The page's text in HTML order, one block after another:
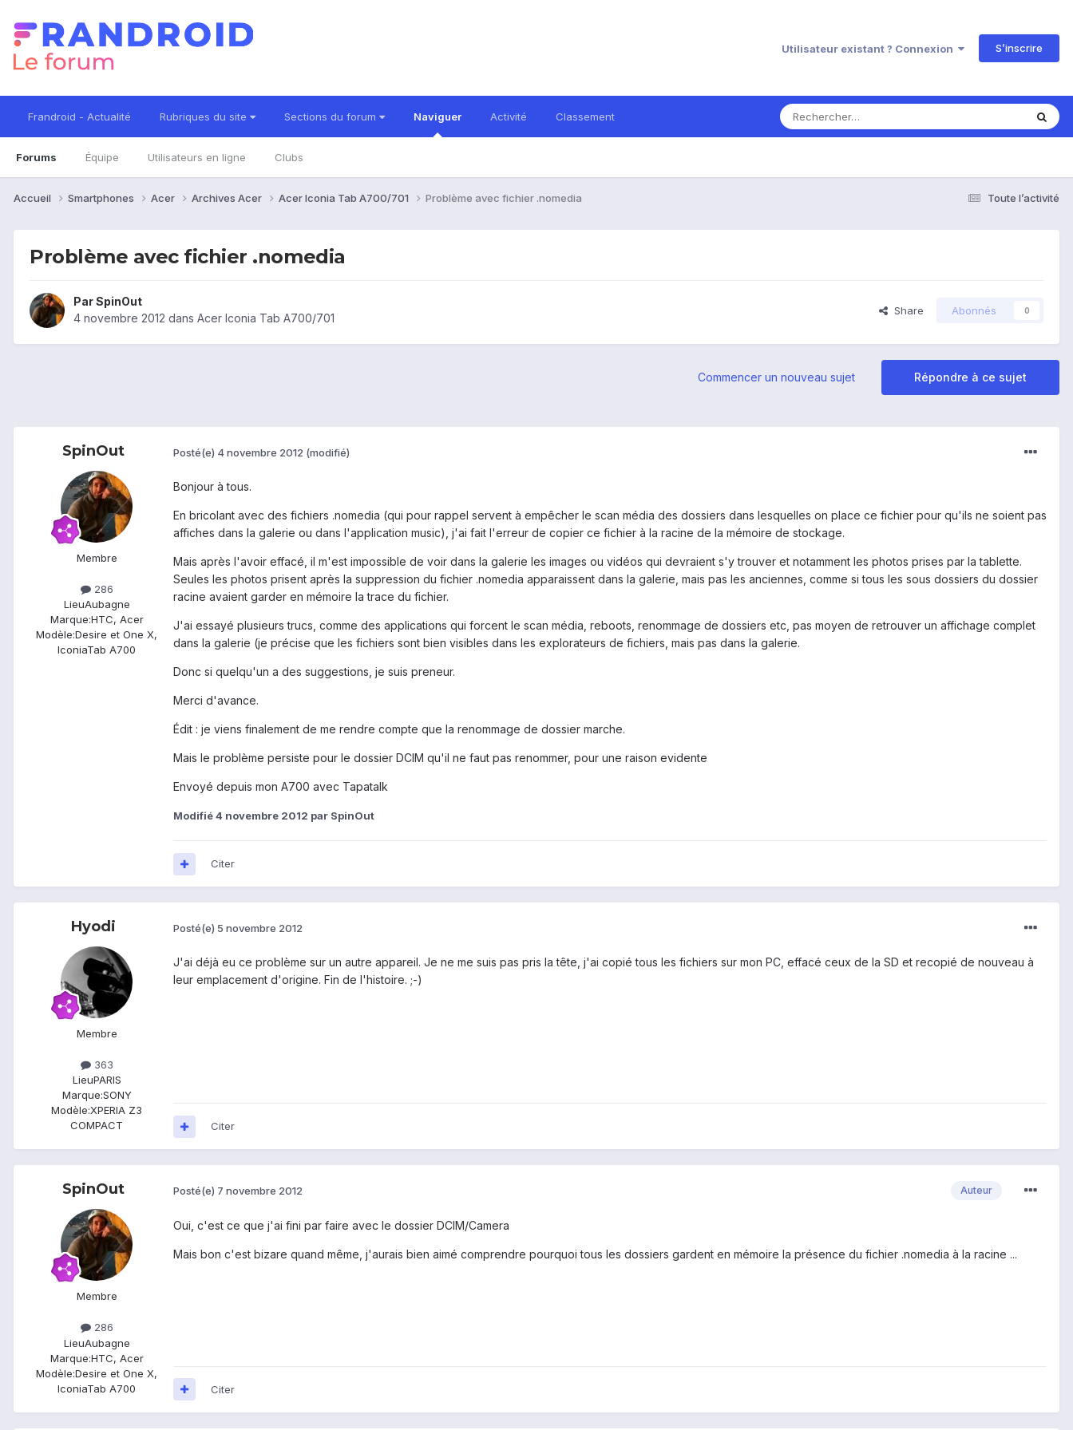
Utilisateur existant ? Connexion S’inscrire
Frandroid - Actualité Rubriques du site Sections du forum Naviguer
Forums Équipe Utilisateurs en ligne Clubs
Activité Classement
Toute l’activité
Accueil Smartphones Acer Archives Acer Acer Iconia Tab A700/701 Problème avec fichier .nomedia
Problème avec fichier .nomedia
ParSpinOut
4 novembre 2012 dans Acer Iconia Tab A700/701
Share Abonnés 0
Répondre à ce sujet
Commencer un nouveau sujet
SpinOut
Membre
286
LieuAubagne
Marque:HTC, Acer
Modèle:Desire et One X,
IconiaTab A700
Posté(e) 4 novembre 2012 (modifié)
Bonjour à tous.
En bricolant avec des fichiers .nomedia (qui pour rappel servent à empêcher le scan média des dossiers dans lesquelles on place ce fichier pour qu'ils ne soient pas
affiches dans la galerie ou dans l'application music), j'ai fait l'erreur de copier ce fichier à la racine de la mémoire de stockage.
Mais après l'avoir effacé, il m'est impossible de voir dans la galerie les images ou vidéos qui devraient s'y trouver et notamment les photos prises par la tablette.
Seules les photos prisent après la suppression du fichier .nomedia apparaissent dans la galerie, mais pas les anciennes, comme si tous les sous dossiers du dossier
racine avaient garder en mémoire la trace du fichier.
J'ai essayé plusieurs trucs, comme des applications qui forcent le scan média, reboots, renommage de dossiers etc, pas moyen de retrouver un affichage complet
dans la galerie (je précise que les fichiers sont bien visibles dans les explorateurs de fichiers, mais pas dans la galerie.
Donc si quelqu'un a des suggestions, je suis preneur.
Merci d'avance.
Édit : je viens finalement de me rendre compte que la renommage de dossier marche.
Mais le problème persiste pour le dossier DCIM qu'il ne faut pas renommer, pour une raison evidente
Envoyé depuis mon A700 avec Tapatalk
Modifié4 novembre 2012 par SpinOut
Citer
Hyodi
Membre
363
LieuPARIS
Marque:SONY
Modèle:XPERIA Z3
COMPACT
Posté(e) 5 novembre 2012
J'ai déjà eu ce problème sur un autre appareil. Je ne me suis pas pris la tête, j'ai copié tous les fichiers sur mon PC, effacé ceux de la SD et recopié de nouveau à
leur emplacement d'origine. Fin de l'histoire. ;-)
Citer
SpinOut
Membre
286
LieuAubagne
Marque:HTC, Acer
Modèle:Desire et One X,
IconiaTab A700
Auteur
Posté(e) 7 novembre 2012
Oui, c'est ce que j'ai fini par faire avec le dossier DCIM/Camera
Mais bon c'est bizare quand même, j'aurais bien aimé comprendre pourquoi tous les dossiers gardent en mémoire la présence du fichier .nomedia à la racine ...
Citer